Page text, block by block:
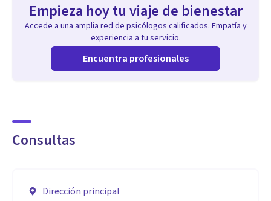
Empieza hoy tu viaje de bienestar
Accede a una amplia red de psicólogos calificados. Empatía y
experiencia a tu servicio.
Encuentra profesionales
Consultas
Dirección principal